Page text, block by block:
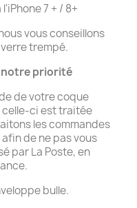
7 + / 8+
vous conseillons
trempé.
notre priorité
de votre coque
celle-ci est traitée
les commandes
de ne pas vous
par La Poste, en
bulle.